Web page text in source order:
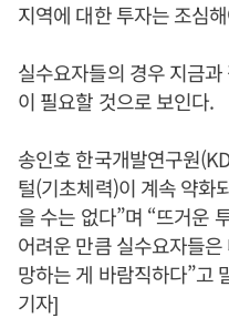
지역에 대한 투자는 조심
실수요자들의 경우 지금
이 필요할 것으로 보인다.
송인호 한국개발연구원
털(기초체력)이 계속 약화
을 수는 없다”며 “뜨거운
어려운 만큼 실수요자들
망하는 게 바람직하다”고
기자]